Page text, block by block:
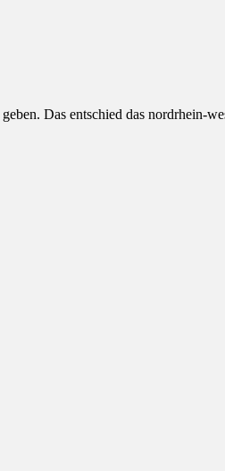
Das entschied das nordrhein-